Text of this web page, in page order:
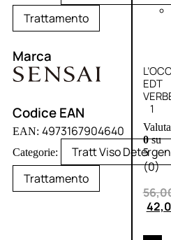
EDT
1
0su
5
(0)
Trattamento
Marca
Codice EAN
EAN: 4973167904640
Categorie: Tratt Viso
Trattamento